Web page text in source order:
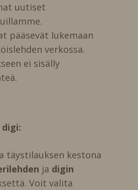
uutiset
pääsevät lukemaan
verkossa.
ei sisälly
täystilauksen kestona
ja digin
Voit valita